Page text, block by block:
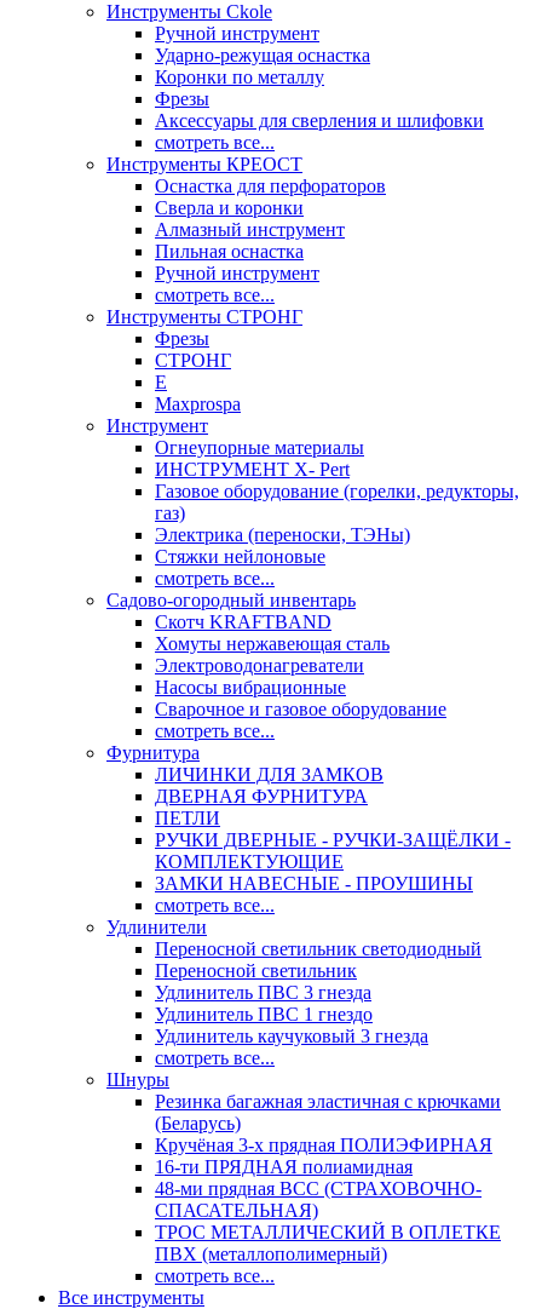
Инструменты Ckole
Ручной инструмент
Ударно‑режущая оснастка
Коронки по металлу
Фрезы
Аксессуары для сверления и шлифовки
смотреть все...
Инструменты КРЕОСТ
Оснастка для перфораторов
Сверла и коронки
Алмазный инструмент
Пильная оснастка
Ручной инструмент
смотреть все...
Инструменты СТРОНГ
Фрезы
СТРОНГ
Е
Maxprospa
Инструмент
Огнеупорные материалы
ИНСТРУМЕНТ X- Pert
Газовое оборудование (горелки, редукторы,
газ)
Электрика (переноски, ТЭНы)
Стяжки нейлоновые
смотреть все...
Садово-огородный инвентарь
Скотч KRAFTBAND
Хомуты нержавеющая сталь
Электроводонагреватели
Насосы вибрационные
Сварочное и газовое оборудование
смотреть все...
Фурнитура
ЛИЧИНКИ ДЛЯ ЗАМКОВ
ДВЕРНАЯ ФУРНИТУРА
ПЕТЛИ
РУЧКИ ДВЕРНЫЕ - РУЧКИ-ЗАЩЁЛКИ -
КОМПЛЕКТУЮЩИЕ
ЗАМКИ НАВЕСНЫЕ - ПРОУШИНЫ
смотреть все...
Удлинители
Переносной светильник светодиодный
Переносной светильник
Удлинитель ПВС 3 гнезда
Удлинитель ПВС 1 гнездо
Удлинитель каучуковый 3 гнезда
смотреть все...
Шнуры
Резинка багажная эластичная с крючками
(Беларусь)
Кручёная 3-х прядная ПОЛИЭФИРНАЯ
16-ти ПРЯДНАЯ полиамидная
48-ми прядная ВСС (СТРАХОВОЧНО-
СПАСАТЕЛЬНАЯ)
ТРОС МЕТАЛЛИЧЕСКИЙ В ОПЛЕТКЕ
ПВХ (металлополимерный)
смотреть все...
Все инструменты